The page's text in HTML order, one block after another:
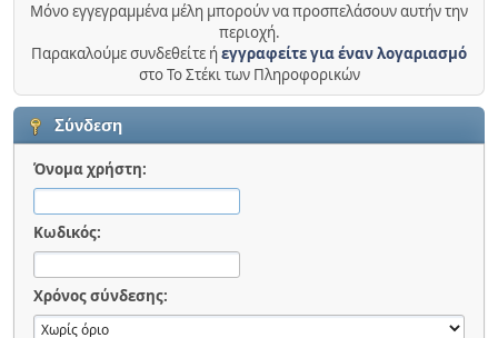
Μόνο εγγεγραμμένα μέλη μπορούν να προσπελάσουν αυτήν την
περιοχή.
Παρακαλούμε συνδεθείτε ήεγγραφείτε για έναν λογαριασμό
στο Το Στέκι των Πληροφορικών
Σύνδεση
Όνομα χρήστη:
Κωδικός:
Χρόνος σύνδεσης: